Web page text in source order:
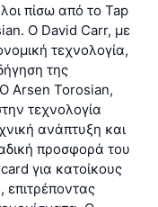
πίσω από το Tap
Ο David Carr, με
τεχνολογία,
της
Arsen Torosian,
τεχνολογία
ανάπτυξη και
προσφορά του
για κατοίκους
επιτρέποντας